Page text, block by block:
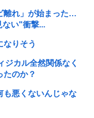
離れ」が始まった…
ない"衝撃...
なりそう
カル全然関係なく
たのか？
も悪くないんじゃな